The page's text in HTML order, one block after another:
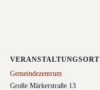
VERANSTALTUNGSORT
Gemeindezentrum
Große Märkerstraße 13